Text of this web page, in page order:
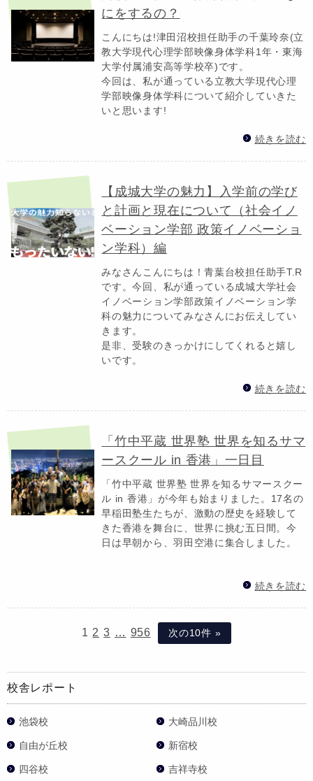
にをするの？
こんにちは!津田沼校担任助手の千葉玲奈(立
教大学現代心理学部映像身体学科1年・東海
大学付属浦安高等学校卒)です。
今回は、私が通っている立教大学現代心理
学部映像身体学科について紹介していきた
いと思います!
続きを読む
【成城大学の魅力】入学前の学び
と計画と現在について（社会イノ
ベーション学部 政策イノベーショ
ン学科）編
みなさんこんにちは！青葉台校担任助手T.R
です。今回、私が通っている成城大学社会
イノベーション学部政策イノベーション学
科の魅力についてみなさんにお伝えしてい
きます。
是非、受験のきっかけにしてくれると嬉し
いです。
続きを読む
「竹中平蔵 世界塾 世界を知るサマ
ースクール in 香港」一日目
「竹中平蔵 世界塾 世界を知るサマースクー
ル in 香港」が今年も始まりました。17名の
早稲田塾生たちが、激動の歴史を経験して
きた香港を舞台に、世界に挑む五日間。今
日は早朝から、羽田空港に集合しました。
続きを読む
1 2 3 … 956 次の10件 »
校舎レポート
池袋校 大崎品川校
自由が丘校 新宿校
四谷校 吉祥寺校